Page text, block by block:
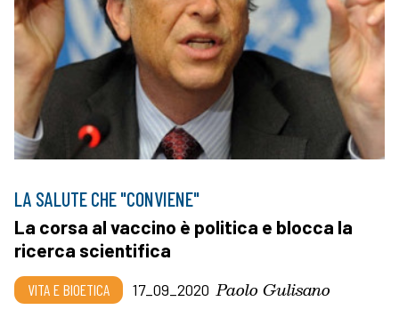
LA SALUTE CHE "CONVIENE"
La corsa al vaccino è politica e blocca la
ricerca scientifica
VITA E BIOETICA 17_09_2020 Paolo Gulisano